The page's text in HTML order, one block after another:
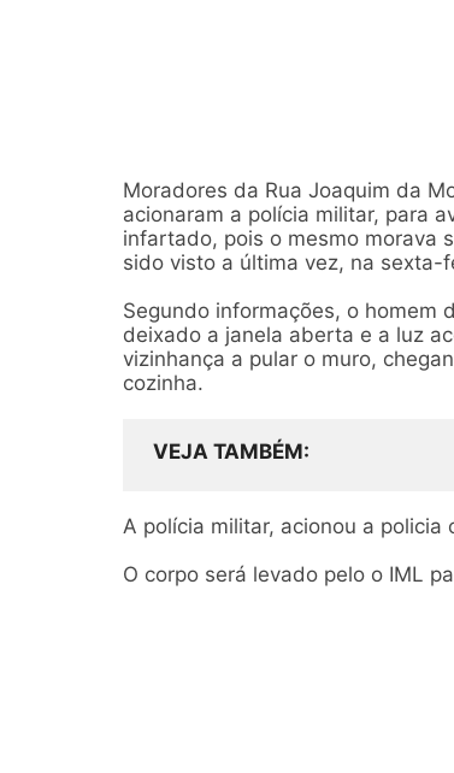
Moradores da Rua Joaquim da
acionaram a polícia militar, para
infartado, pois o mesmo morava
sido visto a última vez, na sexta-
Segundo informações, o homem
deixado a janela aberta e a luz
vizinhança a pular o muro,
cozinha.
VEJA TAMBÉM
A polícia militar, acionou a policia
O corpo será levado pelo o IML